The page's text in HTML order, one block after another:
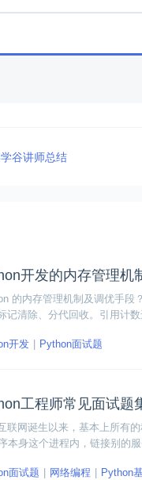
谷讲师总结
开发的内存管理机
的内存管理机制及调优手段
记清除、分代回收。引用计
开发
Python面试题
工程师常见面试题
联网诞生以来，基本上所有
本身这个进程内，链接别的
面试题
网络编程 Python